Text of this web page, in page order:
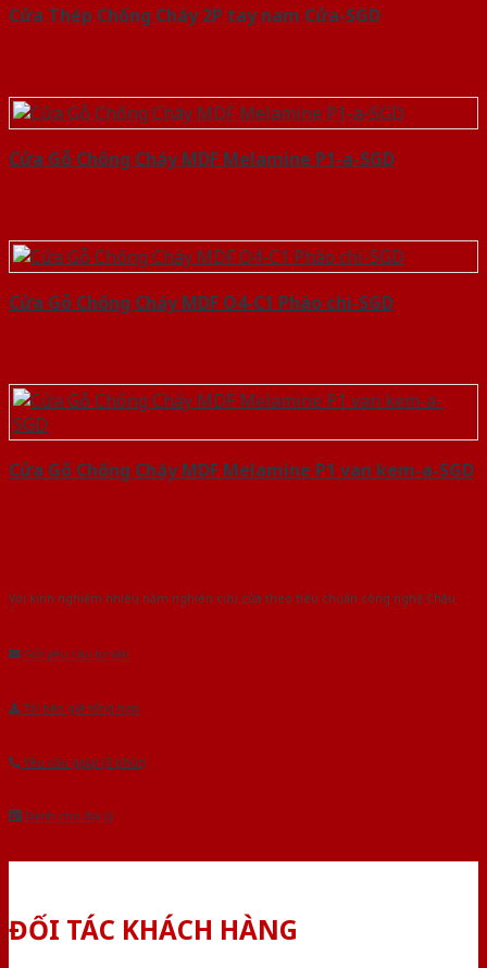
Cửa Thép Chống Cháy 2P tay nam Cửa-SGD
Cửa Gỗ Chống Cháy MDF Melamine P1-a-SGD
Cửa Gỗ Chống Cháy MDF O4-C1 Phào chi-SGD
Cửa Gỗ Chống Cháy MDF Melamine P1 van kem-a-SGD
Với kinh nghiệm nhiêu năm nghiên cứu cửa theo tiêu chuẩn công nghệ Châu
Gửi yêu cầu tư vấn
Tải báo giá tổng hợp
Yêu cầu gọi lại (3 phút)
Dành cho đại lý
ĐỐI TÁC KHÁCH HÀNG